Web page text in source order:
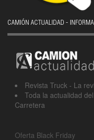
CAMIÓN ACTUALIDAD -
Revista Truck - La
Toda la actualidad
Carretera
Oferta Black Friday